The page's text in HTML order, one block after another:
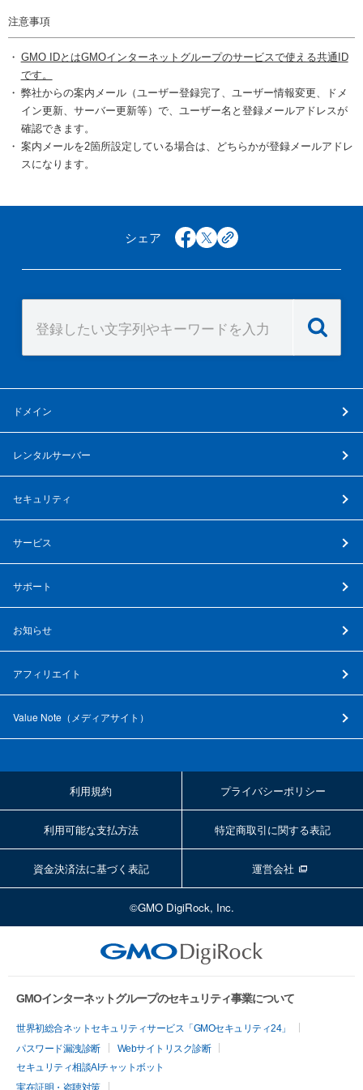
注意事項
GMO IDとはGMOインターネットグループのサービスで使える共通ID
です。
弊社からの案内メール（ユーザー登録完了、ユーザー情報変更、ドメ
イン更新、サーバー更新等）で、ユーザー名と登録メールアドレスが
確認できます。
案内メールを2箇所設定している場合は、どちらかが登録メールアドレ
スになります。
シェア facebook
x copy
ドメイン
レンタルサーバー
セキュリティ
サービス
サポート
お知らせ
アフィリエイト
Value Note（ メディアサイト ）
利用規約 プライバシーポリシー
利用可能な支払方法 特定商取引に関する表記
資金決済法に基づく表記 運営会社
©GMO DigiRock, Inc.
GMOインターネットグループのセキュリティ事業について
世界初総合ネットセキュリティサービス「GMOセキュリティ24」
パスワード漏洩診断
Webサイトリスク診断
セキュリティ相談AIチャットボット
実在証明・盗聴対策